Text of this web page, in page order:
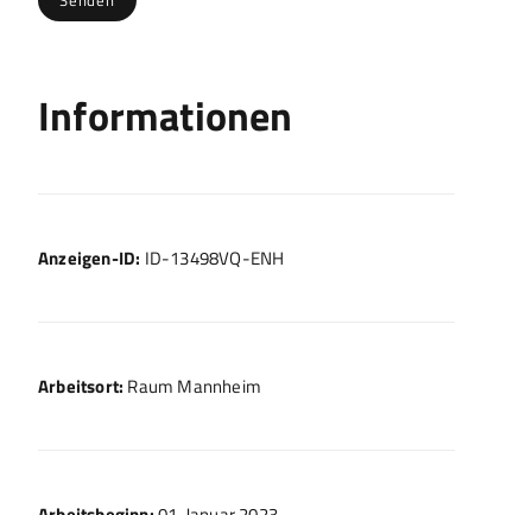
Informationen
Anzeigen-ID: ID-13498VQ-ENH
Arbeitsort: Raum Mannheim